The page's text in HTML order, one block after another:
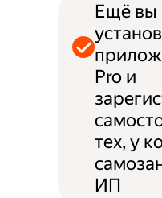
Ещё вы
Pro и
тех, у
ИП